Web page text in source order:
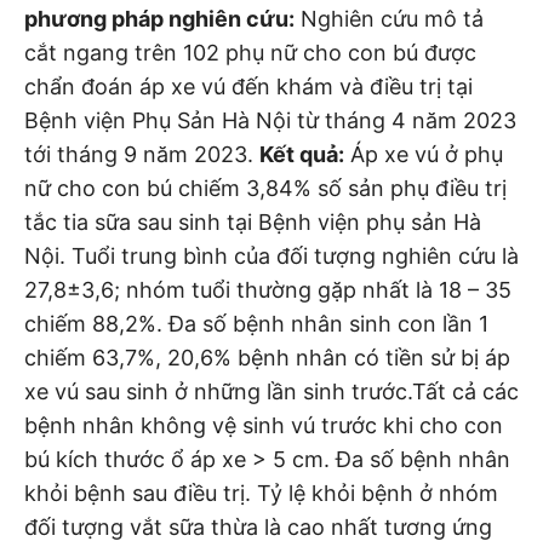
phương pháp nghiên cứu: Nghiên cứu mô tả
cắt ngang trên 102 phụ nữ cho con bú được
chẩn đoán áp xe vú đến khám và điều trị tại
Bệnh viện Phụ Sản Hà Nội từ tháng 4 năm 2023
tới tháng 9 năm 2023. Kết quả: Áp xe vú ở phụ
nữ cho con bú chiếm 3,84% số sản phụ điều trị
tắc tia sữa sau sinh tại Bệnh viện phụ sản Hà
Nội. Tuổi trung bình của đối tượng nghiên cứu là
27,8±3,6; nhóm tuổi thường gặp nhất là 18 – 35
chiếm 88,2%. Đa số bệnh nhân sinh con lần 1
chiếm 63,7%, 20,6% bệnh nhân có tiền sử bị áp
xe vú sau sinh ở những lần sinh trước.Tất cả các
bệnh nhân không vệ sinh vú trước khi cho con
bú kích thước ổ áp xe > 5 cm. Đa số bệnh nhân
khỏi bệnh sau điều trị. Tỷ lệ khỏi bệnh ở nhóm
đối tượng vắt sữa thừa là cao nhất tương ứng